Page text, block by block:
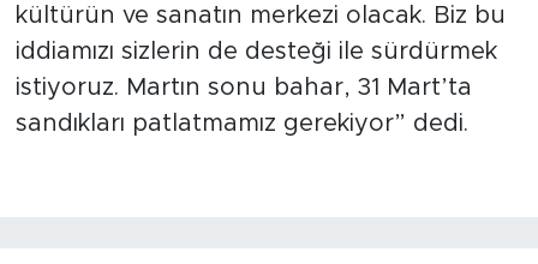
kültürün ve sanatın merkezi olacak. Biz bu
iddiamızı sizlerin de desteği ile sürdürmek
istiyoruz. Martın sonu bahar, 31 Mart’ta
sandıkları patlatmamız gerekiyor” dedi.